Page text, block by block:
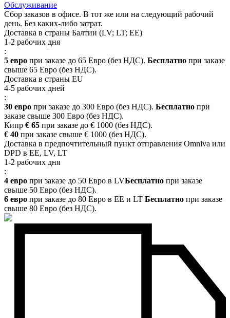
Обслуживание
Сбор заказов в офисе. В тот же или на следующий рабочий
день. Без каких-либо затрат.
Доставка в страны Балтии (LV; LT; EE)
1-2 рабочих дня
:
5 евро при заказе до 65 Евро (без НДС). Бесплатно при заказе
свыше 65 Евро (без НДС).
Доставка в страны EU
4-5 рабочих дней
:
30 евро при заказе до 300 Евро (без НДС). Бесплатно при
заказе свыше 300 Евро (без НДС).
Кипр € 65 при заказе до € 1000 (без НДС).
€ 40 при заказе свыше € 1000 (без НДС).
Доставка в предпочтительный пункт отправления Omniva или
DPD в EE, LV, LT
1-2 рабочих дня
:
4 евро при заказе до 50 Евро в LVБесплатно при заказе
свыше 50 Евро (без НДС).
6 евро при заказе до 80 Евро в EE и LT Бесплатно при заказе
свыше 80 Евро (без НДС).